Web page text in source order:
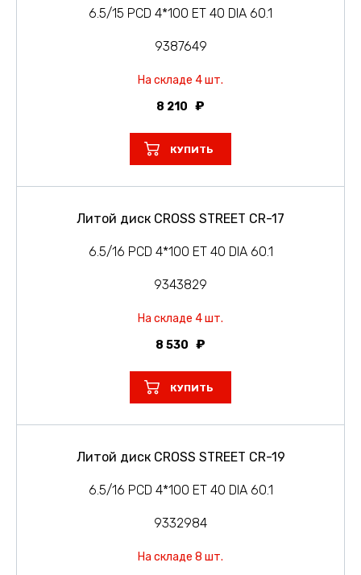
6.5/15 PCD 4*100 ET 40 DIA 60.1
9387649
На складе 4 шт.
8 210
КУПИТЬ
Литой диск CROSS STREET CR-17
6.5/16 PCD 4*100 ET 40 DIA 60.1
9343829
На складе 4 шт.
8 530
КУПИТЬ
Литой диск CROSS STREET CR-19
6.5/16 PCD 4*100 ET 40 DIA 60.1
9332984
На складе 8 шт.